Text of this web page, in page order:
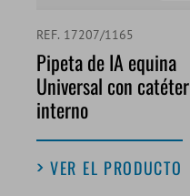
REF. 17207/1165
Pipeta de IA equina
Universal con catéter
interno
VER EL PRODUCTO